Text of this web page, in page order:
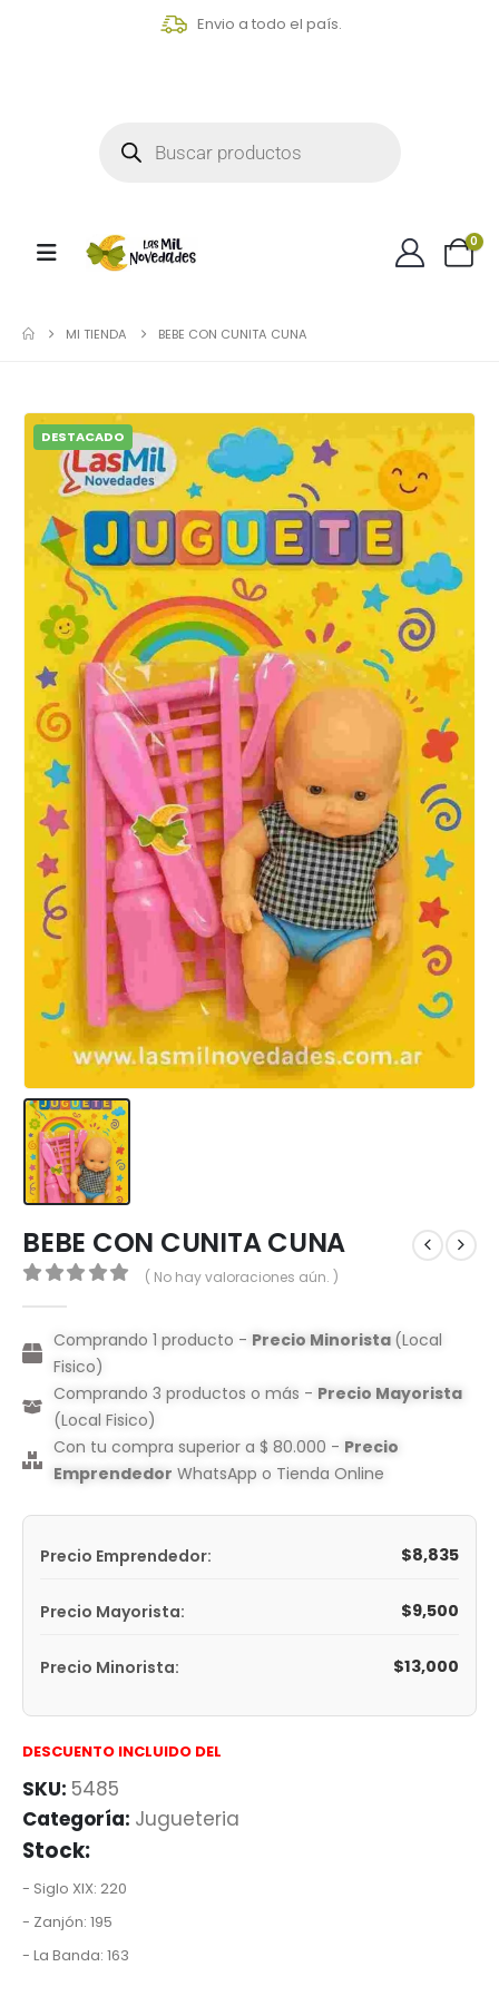
Envio a todo el país.
0
MI TIENDA BEBE CON CUNITA CUNA
DESTACADO
BEBE CON CUNITA CUNA
( No hay valoraciones aún. )
Comprando 1 producto - Precio Minorista (Local
Fisico)
Comprando 3 productos o más - Precio Mayorista
(Local Fisico)
Con tu compra superior a $ 80.000 - Precio
Emprendedor WhatsApp o Tienda Online
Precio Emprendedor: $8,835
Precio Mayorista: $9,500
Precio Minorista: $13,000
DESCUENTO INCLUIDO DEL
SKU: 5485
Categoría: Jugueteria
Stock:
- Siglo XIX: 220
- Zanjón: 195
- La Banda: 163